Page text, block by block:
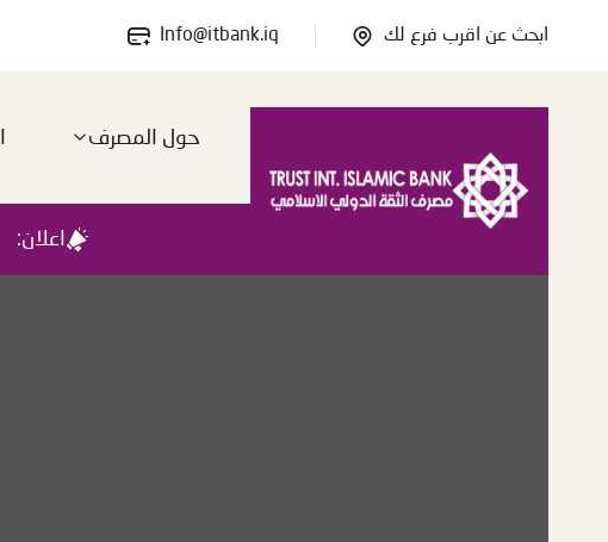
Info@itbank.iq ابحث عن اقرب فرع لك
حول المصرف
اعلان: